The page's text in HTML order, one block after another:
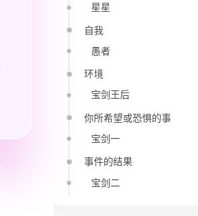
星星
自我
愚者
环境
宝剑王后
你所希望或恐惧的事
宝剑一
事件的结果
宝剑二